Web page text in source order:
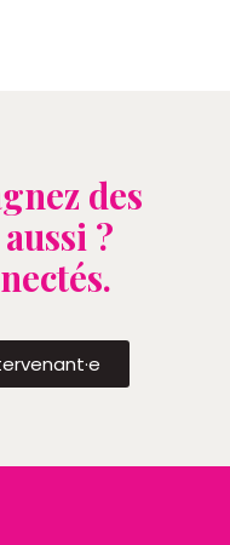
des
?